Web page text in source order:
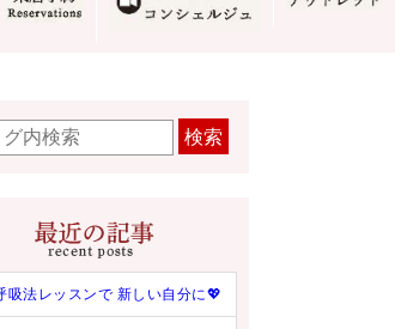
検索
吸法レッスンで 新しい自分に💖